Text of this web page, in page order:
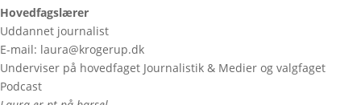
Hovedfagslærer
Uddannet journalist
E-mail: laura@krogerup.dk
Underviser på hovedfaget Journalistik & Medier og valgfaget
Podcast